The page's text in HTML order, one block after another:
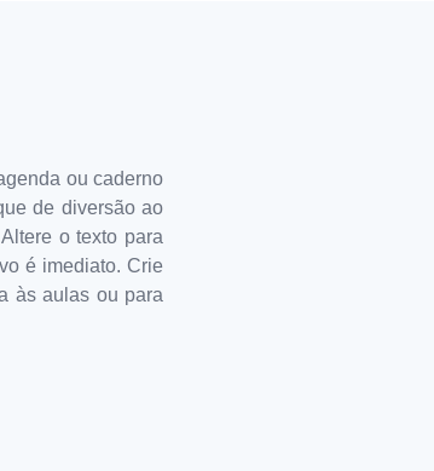
ou caderno
de diversão ao
o texto para
é imediato. Crie
às aulas ou para